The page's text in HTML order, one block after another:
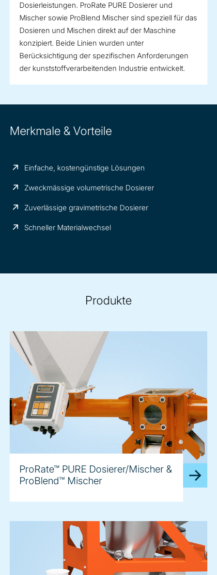
Dosierleistungen. ProRate PURE Dosierer und
Mischer sowie ProBlend Mischer sind speziell für das
Dosieren und Mischen direkt auf der Maschine
konzipiert. Beide Linien wurden unter
Berücksichtigung der spezifischen Anforderungen
der kunststoffverarbeitenden Industrie entwickelt.
Merkmale & Vorteile
Einfache, kostengünstige Lösungen
Zweckmässige volumetrische Dosierer
Zuverlässige gravimetrische Dosierer
Schneller Materialwechsel
Produkte
ProRate™ PURE Dosierer/Mischer &
ProBlend™ Mischer